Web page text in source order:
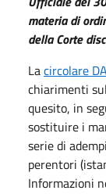
materia di
della Corte
Lacircolare
chiarimenti
quesito, in
sostituire i
serie di
perentori
Informazioni